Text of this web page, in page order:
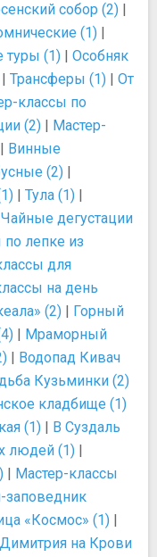
собор (2) |
(1) |
туры (1) | Особняк
| Трансферы (1) | От
классы по
(2) | Мастер-
| Винные
(2) |
| Тула (1) |
Чайные дегустации
лепке из
для
на день
(2) | Горный
| Мраморный
| Водопад Кивач
Кузьминки (2)
кладбище (1)
(1) | В Суздаль
людей (1) |
| Мастер-классы
заповедник
«Космос» (1) |
на Крови